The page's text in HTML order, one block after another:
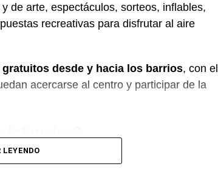
de arte, espectáculos, sorteos, inflables,
recreativas para disfrutar al aire
desde y hacia los barrios, con el
acercarse al centro y participar de la
realizada por la Organización de
LEYENDO